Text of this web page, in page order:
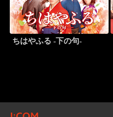
ちはやふる -下の句-